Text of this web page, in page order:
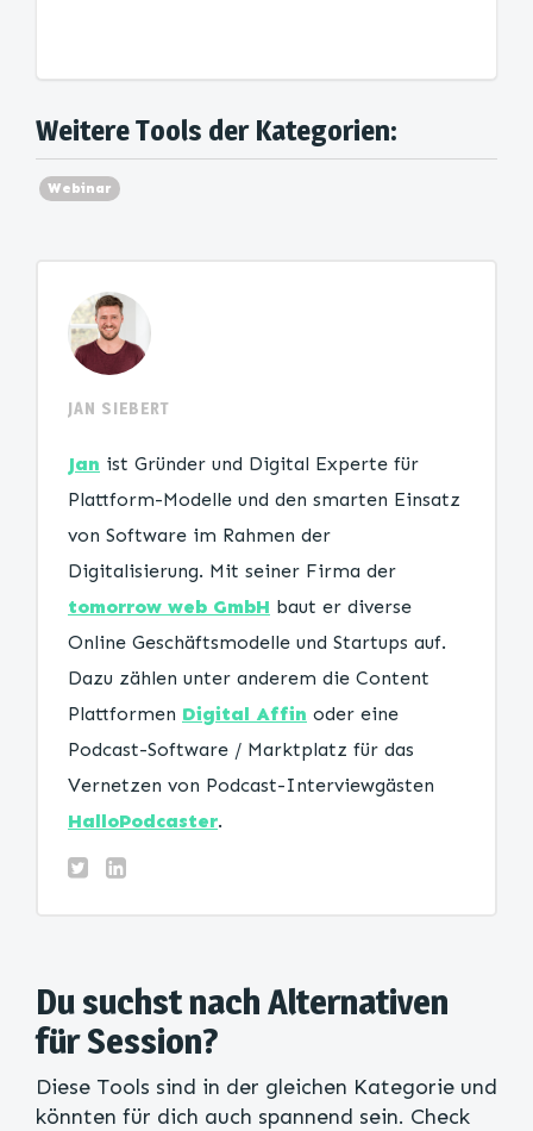
Weitere Tools der Kategorien:
Webinar
JAN SIEBERT
Jan ist Gründer und Digital Experte für
Plattform-Modelle und den smarten Einsatz
von Software im Rahmen der
Digitalisierung. Mit seiner Firma der
tomorrow web GmbH baut er diverse
Online Geschäftsmodelle und Startups auf.
Dazu zählen unter anderem die Content
Plattformen Digital Affin oder eine
Podcast-Software / Marktplatz für das
Vernetzen von Podcast-Interviewgästen
HalloPodcaster.
Du suchst nach Alternativen
für Session?
Diese Tools sind in der gleichen Kategorie und
könnten für dich auch spannend sein. Check